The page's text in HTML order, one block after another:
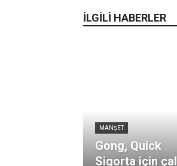
İLGİLİ HABERLER
MANŞET
Gong, Quick
Sigorta için